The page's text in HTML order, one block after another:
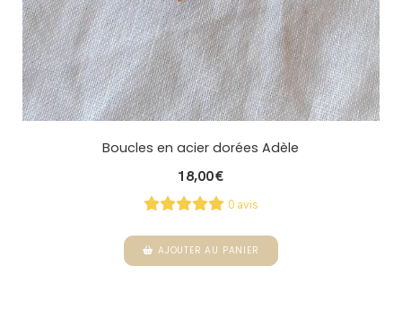
Boucles en acier dorées Adèle
18,00€
0 avis
AJOUTER AU PANIER